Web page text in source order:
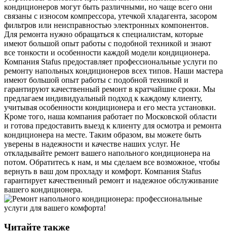
кондиционеров могут быть различными, но чаще всего они
связаны с износом компрессора, утечкой хладагента, засором
фильтров или неисправностью электронных компонентов.
Для ремонта нужно обращаться к специалистам, которые
имеют большой опыт работы с подобной техникой и знают
все тонкости и особенности каждой модели кондиционера.
Компания Stafus предоставляет профессиональные услуги по
ремонту напольных кондиционеров всех типов. Наши мастера
имеют большой опыт работы с подобной техникой и
гарантируют качественный ремонт в кратчайшие сроки. Мы
предлагаем индивидуальный подход к каждому клиенту,
учитывая особенности кондиционера и его места установки.
Кроме того, наша компания работает по Московской области
и готова предоставить выезд к клиенту для осмотра и ремонта
кондиционера на месте. Таким образом, вы можете быть
уверены в надежности и качестве наших услуг. Не
откладывайте ремонт вашего напольного кондиционера на
потом. Обратитесь к нам, и мы сделаем все возможное, чтобы
вернуть в ваш дом прохладу и комфорт. Компания Stafus
гарантирует качественный ремонт и надежное обслуживание
вашего кондиционера.
Читайте также